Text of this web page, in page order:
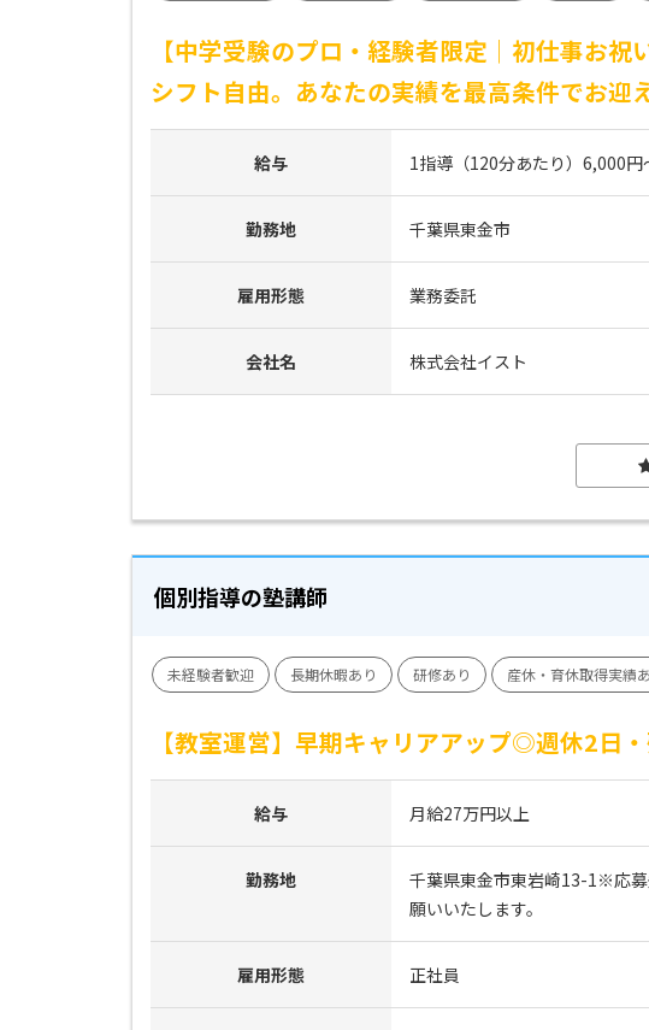
【中学受験のプロ・経験者限定｜初仕事お
シフト自由。あなたの実績を最高条件でお迎
給与 1指導（120分あたり）6,000
勤務地 千葉県東金市
雇用形態 業務委託
会社名 株式会社イスト
個別指導の塾講師
未経験者歓迎 長期休暇あり 研修あり 産休・育休取得実績
【教室運営】早期キャリアアップ◎週休2日
給与 月給27万円以上
勤務地
千葉県東金市東岩崎13-1※応
願いいたします。
雇用形態 正社員